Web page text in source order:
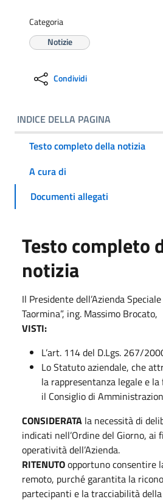
Categoria
Notizie
Condividi
INDICE DELLA PAGINA
Testo completo della notizia
A cura di
Documenti allegati
Testo completo
notizia
Il Presidente dell’Azienda
Taormina”, ing. Massimo Brocato,
VISTI:
L’art. 114 del D.Lgs. 267/
Lo Statuto aziendale, che
la rappresentanza legale e
il Consiglio di
CONSIDERATA la necessità di
indicati nell’Ordine del Giorno, ai
operatività dell’Azienda.
RITENUTOopportuno consentire
remoto, purché garantita la
partecipanti e la tracciabilità